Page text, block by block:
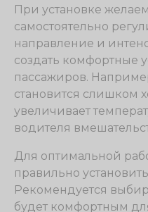
При установке
самостоятельно
направление и
создать комфортные
пассажиров.
становится слишком
увеличивает
водителя
Для оптимальной
правильно
Рекомендуется
будет комфортным